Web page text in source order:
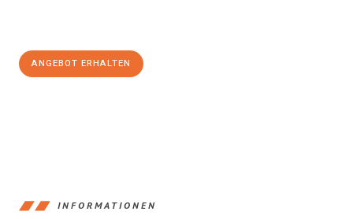
ANGEBOT ERHALTEN
INFORMATIONEN